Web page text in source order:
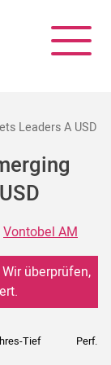
Leaders A USD
Vontobel AM
überprüfen,
Tief Perf. 5J